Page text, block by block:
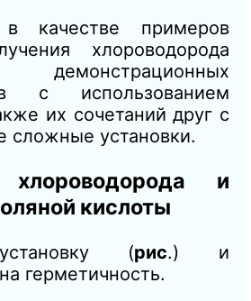
качестве примеров
хлороводорода
с использованием
их сочетаний друг с
сложные установки.
хлороводорода и
кислоты
(рис.) и
герметичность.